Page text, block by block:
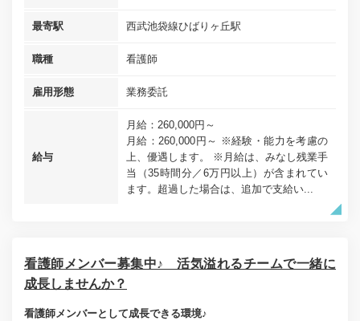
最寄駅 西武池袋線ひばりヶ丘駅
職種 看護師
雇用形態 業務委託
給与
月給：260,000円～
月給：260,000円～ ※経験・能力を考慮の
上、優遇します。 ※月給は、みなし残業手
当（35時間分／6万円以上）が含まれてい
ます。超過した場合は、追加で支給い...
看護師メンバー募集中♪ 活気溢れるチームで一緒に
成長しませんか？
看護師メンバーとして成長できる環境♪